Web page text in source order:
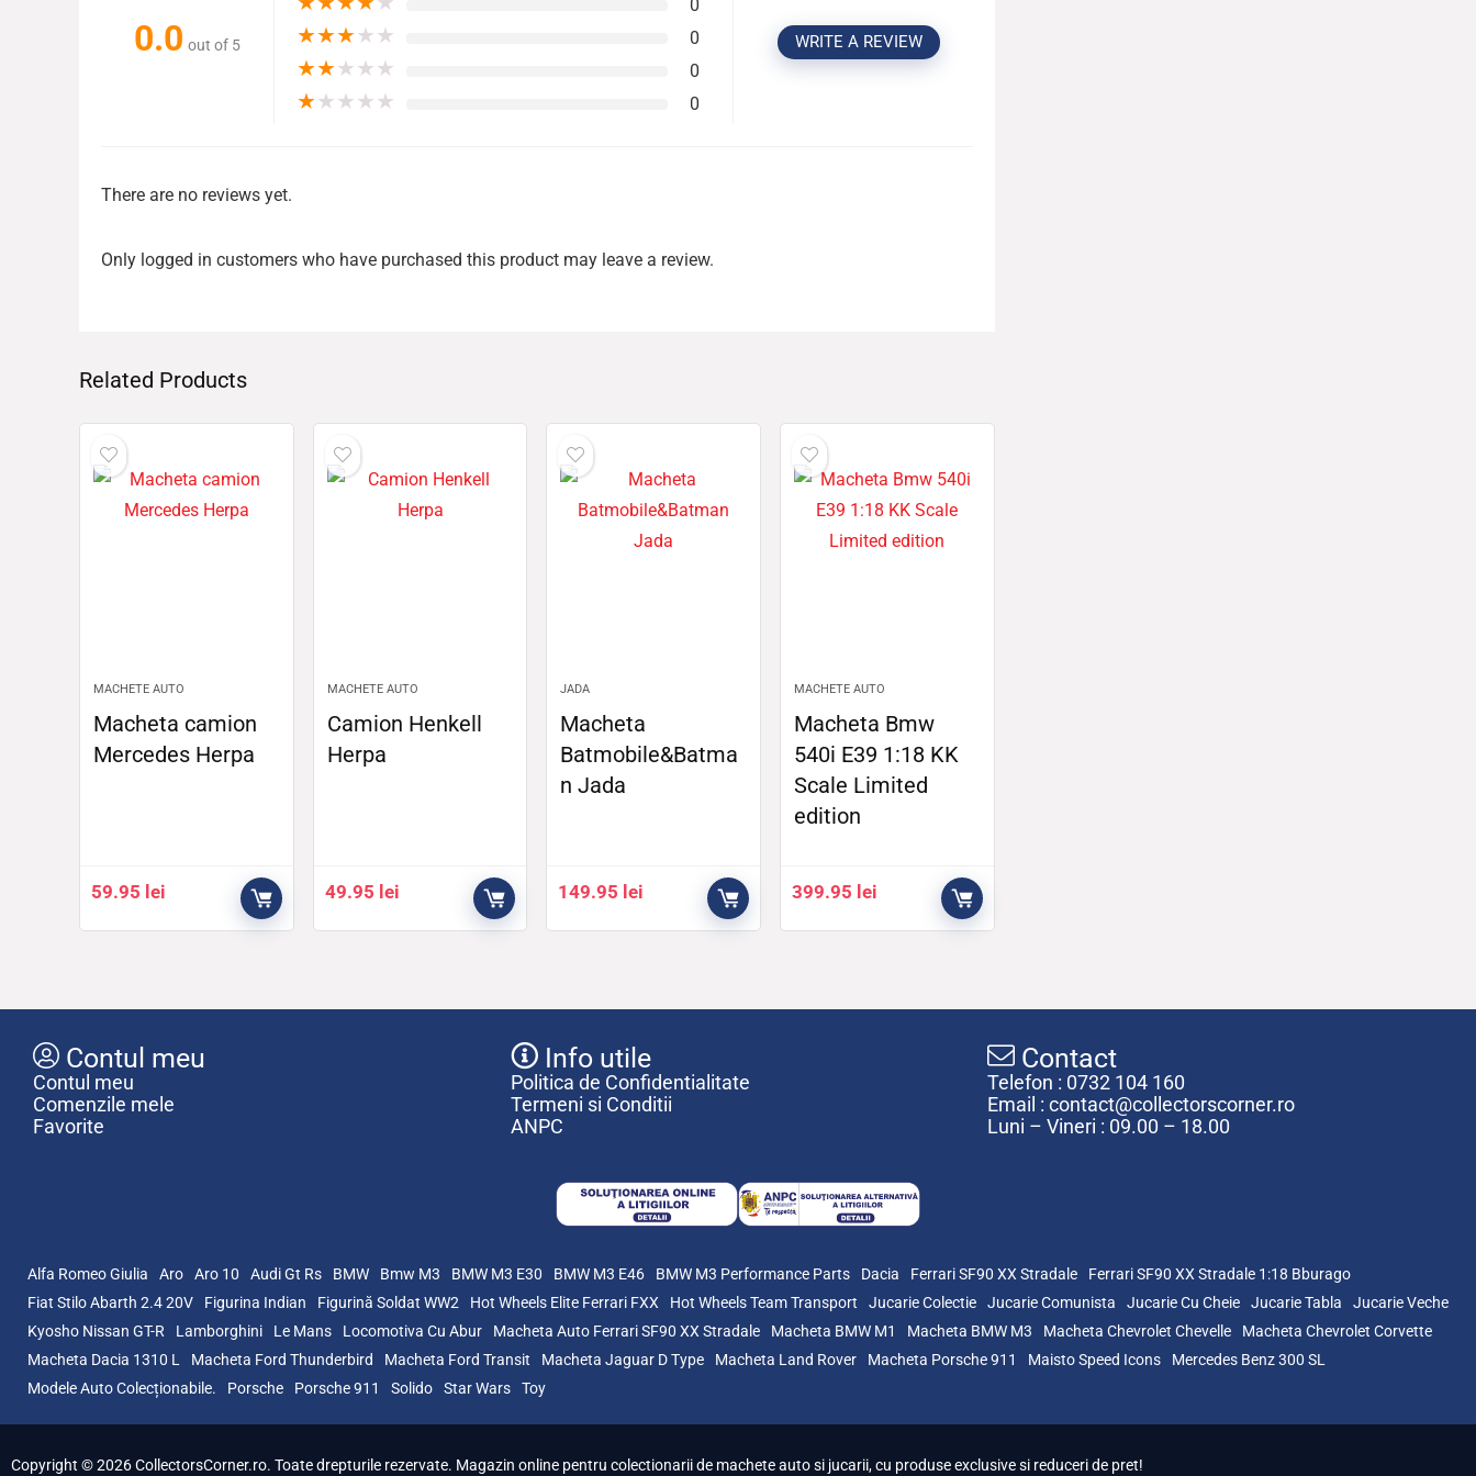
0.0 out of 5
0
★★★★★ 0
★★★★★ 0
★★★★★ 0
WRITE A REVIEW
There are no reviews yet.
Only logged in customers who have purchased this product may leave a review.
Related Products
MACHETE AUTO
Macheta camion
Mercedes Herpa
59.95 lei
MACHETE AUTO
Camion Henkell
Herpa
49.95 lei
JADA
Macheta
Batmobile&Batma
n Jada
149.95 lei
MACHETE AUTO
Macheta Bmw
540i E39 1:18 KK
Scale Limited
edition
399.95 lei
Contul meu
Contul meu
Comenzile mele
Favorite
Info utile
Politica de Confidentialitate
Termeni si Conditii
ANPC
Contact
Telefon : 0732 104 160
Email : contact@collectorscorner.ro
Luni – Vineri : 09.00 – 18.00
Alfa Romeo Giulia Aro Aro 10 Audi Gt Rs BMW Bmw M3 BMW M3 E30 BMW M3 E46 BMW M3 Performance Parts Dacia Ferrari SF90 XX Stradale
Ferrari SF90 XX Stradale 1:18 Bburago
Fiat Stilo Abarth 2.4 20V
Figurina Indian Figurină Soldat WW2 Hot Wheels Elite Ferrari FXX Hot Wheels Team Transport Jucarie Colectie Jucarie Comunista Jucarie Cu Cheie Jucarie Tabla
Jucarie Veche
Kyosho Nissan GT-R
Lamborghini Le Mans Locomotiva Cu Abur Macheta Auto Ferrari SF90 XX Stradale Macheta BMW M1 Macheta BMW M3 Macheta Chevrolet Chevelle
Macheta Chevrolet Corvette
Macheta Dacia 1310 L
Macheta Ford Thunderbird Macheta Ford Transit Macheta Jaguar D Type Macheta Land Rover Macheta Porsche 911 Maisto Speed Icons
Mercedes Benz 300 SL
Modele Auto Colecționabile.
Porsche Porsche 911 Solido Star Wars Toy
Copyright © 2026 CollectorsCorner.ro. Toate drepturile rezervate. Magazin online pentru colectionarii de machete auto si jucarii, cu produse exclusive si reduceri de pret!